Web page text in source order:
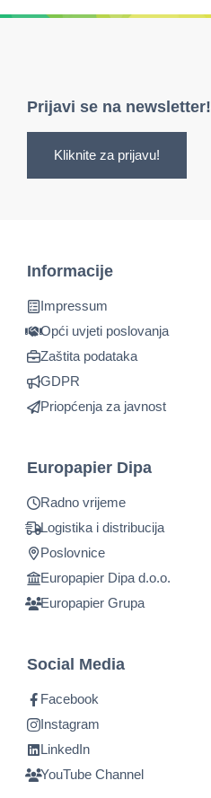
Prijavi se na newsletter!
Kliknite za prijavu!
Informacije
Impressum
Opći uvjeti poslovanja
Zaštita podataka
GDPR
Priopćenja za javnost
Europapier Dipa
Radno vrijeme
Logistika i distribucija
Poslovnice
Europapier Dipa d.o.o.
Europapier Grupa
Social Media
Facebook
Instagram
LinkedIn
YouTube Channel